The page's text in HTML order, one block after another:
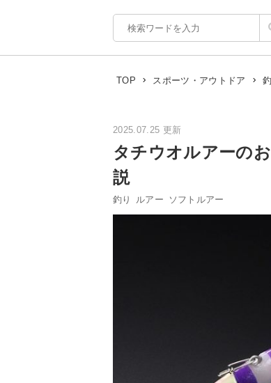
TOP スポーツ・アウトドア
2025.07.25 更新
タチウオルアーの
説
釣り ルアー ソフトルアー